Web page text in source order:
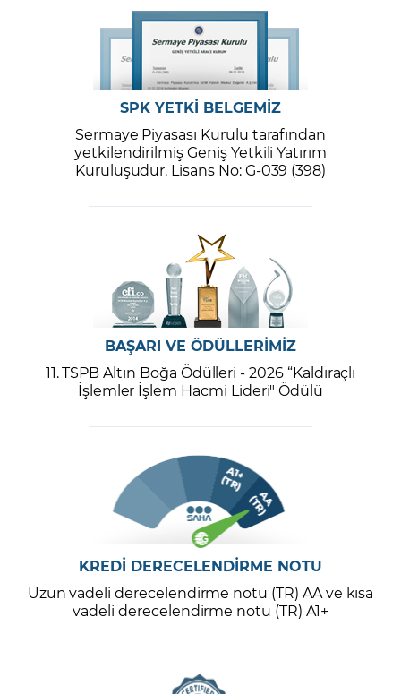
SPK YETKİ BELGEMİZ
Sermaye Piyasası Kurulu tarafından
yetkilendirilmiş Geniş Yetkili Yatırım
Kuruluşudur. Lisans No: G-039 (398)
BAŞARI VE ÖDÜLLERİMİZ
11. TSPB Altın Boğa Ödülleri - 2026 “Kaldıraçlı
İşlemler İşlem Hacmi Lideri" Ödülü
KREDİ DERECELENDİRME NOTU
Uzun vadeli derecelendirme notu (TR) AA ve kısa
vadeli derecelendirme notu (TR) A1+